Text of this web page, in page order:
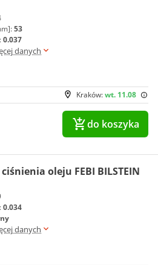
53
0.037
danych
Kraków:wt. 11.08
do koszyka
oleju FEBI BILSTEIN
0.034
danych